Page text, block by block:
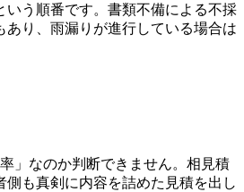
う順番です。書類不備による不採
り、雨漏りが進行している場合は
」なのか判断できません。相見積
も真剣に内容を詰めた見積を出し